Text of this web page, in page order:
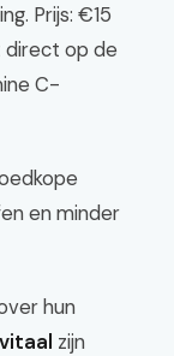
Prijs: €15
direct op de
C-
en minder
hun
zijn